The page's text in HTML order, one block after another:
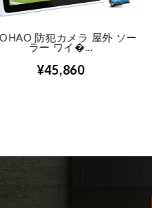
【500万画素・ダブルアンテ
号強�...
¥49,880